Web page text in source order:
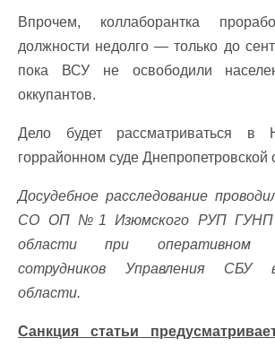
Впрочем, коллаборантка
должности недолго — только до
пока ВСУ не освободили
оккупантов.
Дело будет рассматриваться в
горрайонном суде Днепропетровской
Досудебное расследование
СО ОП №1 Изюмского РУП ГУНП
области при оперативном
сотрудников Управления СБУ
области.
Санкция статьи